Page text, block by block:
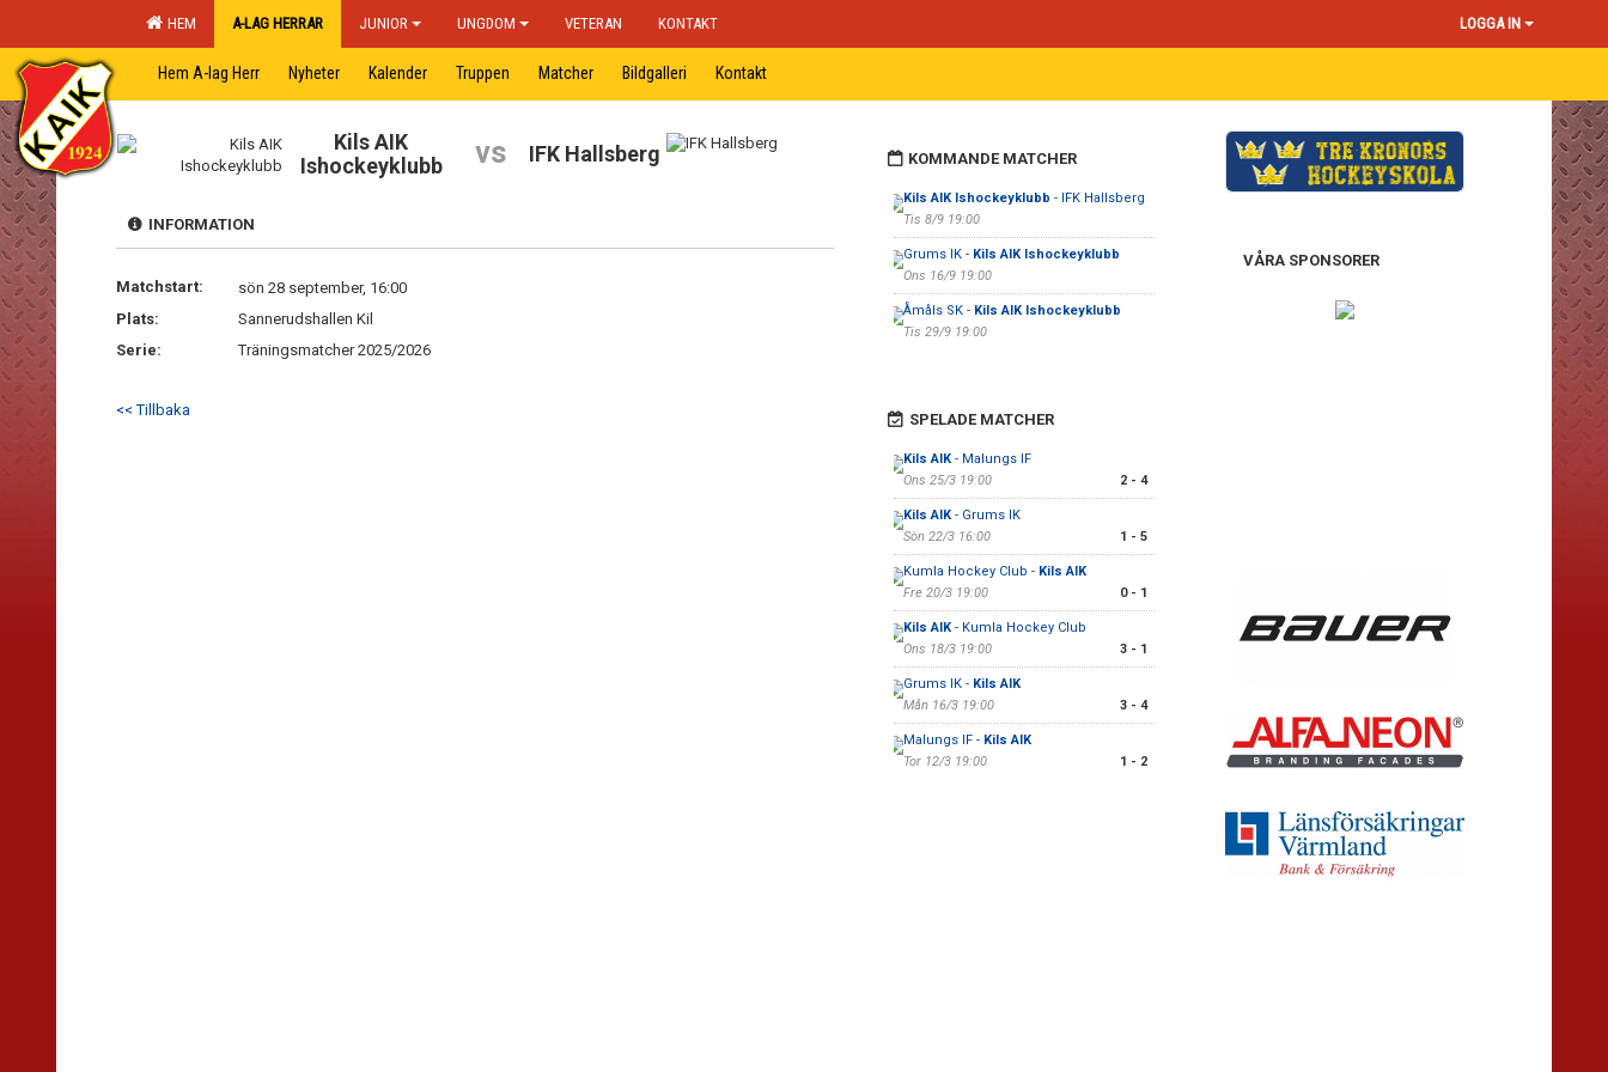
HEM A-LAG HERRAR JUNIOR UNGDOM VETERAN KONTAKT LOGGA IN
Hem A-lag Herr Nyheter Kalender Truppen Matcher Bildgalleri Kontakt
Kils AIK
Ishockeyklubb
vs IFK Hallsberg
INFORMATION
Matchstart:
sön 28 september, 16:00
Plats:
Sannerudshallen Kil
Serie:
Träningsmatcher 2025/2026
<< Tillbaka
KOMMANDE MATCHER
Kils AIK Ishockeyklubb - IFK Hallsberg
Tis 8/9 19:00
Grums IK - Kils AIK Ishockeyklubb
Ons 16/9 19:00
Åmåls SK - Kils AIK Ishockeyklubb
Tis 29/9 19:00
SPELADE MATCHER
Kils AIK- Malungs IF
Ons 25/3 19:00
2 - 4
Kils AIK- Grums IK
Sön 22/3 16:00
1 - 5
Kumla Hockey Club - Kils AIK
Fre 20/3 19:00
0 - 1
Kils AIK- Kumla Hockey Club
Ons 18/3 19:00
3 - 1
Grums IK - Kils AIK
Mån 16/3 19:00
3 - 4
Malungs IF - Kils AIK
Tor 12/3 19:00
1 - 2
VÅRA SPONSORER